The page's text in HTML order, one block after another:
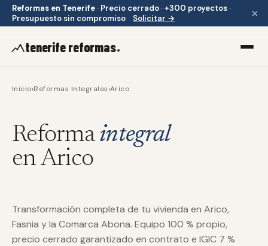
Reformas en Tenerife · Precio cerrado · +300 proyectos ·
Presupuesto sin compromiso
Solicitar → ×
tenerife reformas.
Inicio›Reformas Integrales›Arico
Reformaintegral
en Arico
Transformación completa de tu vivienda en Arico,
Fasnia y la Comarca Abona. Equipo 100 % propio,
precio cerrado garantizado en contrato e IGIC 7 %